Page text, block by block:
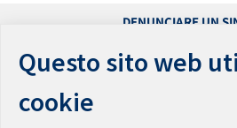
DENUNCIARE UN
ACCESSIBILITÀ
Questo sito web
cookie